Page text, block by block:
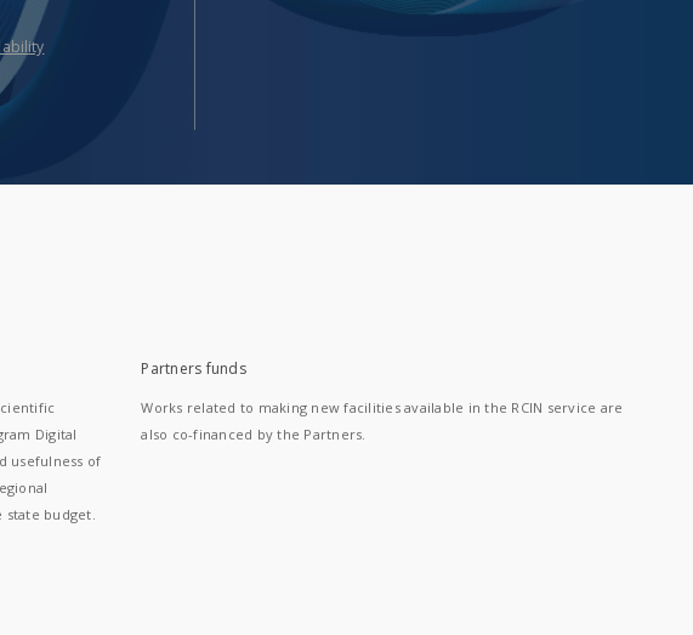
Digital
usefulness of
state budget.
Partners funds
Works related to making new facilities available in the RCIN service are
also co-financed by the Partners.